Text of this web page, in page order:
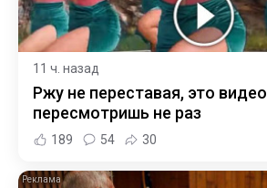
11 ч. назад
Ржу не переставая, это видео
пересмотришь не раз
189 54 30